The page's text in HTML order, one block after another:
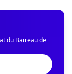
du Barreau de